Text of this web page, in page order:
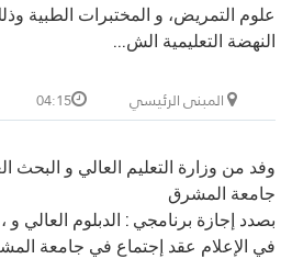
علوم التمريض، و المختبرات الطبية
النهضة التعليمية الش...
المبنى الرئيسي 04:15
وفد من وزارة التعليم العالي و البحث
جامعة المشرق
بصدد إجازة برنامجي : الدبلوم العالي و
في الإعلام عقد إجتماع في جامعة